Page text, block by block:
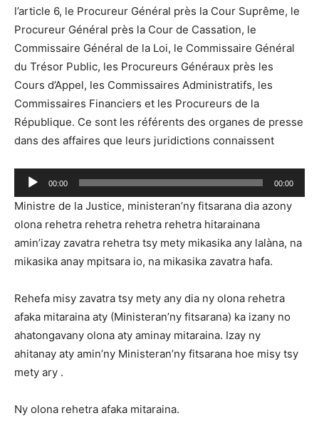
l’article 6, le Procureur Général près la Cour Suprême, le
Procureur Général près la Cour de Cassation, le
Commissaire Général de la Loi, le Commissaire Général
du Trésor Public, les Procureurs Généraux près les
Cours d’Appel, les Commissaires Administratifs, les
Commissaires Financiers et les Procureurs de la
République. Ce sont les référents des organes de presse
dans des affaires que leurs juridictions connaissent
Lecteur
audio
00:00 00:00
Ministre de la Justice, ministeran’ny fitsarana dia azony
olona rehetra rehetra rehetra rehetra hitarainana
amin’izay zavatra rehetra tsy mety mikasika any lalàna, na
mikasika anay mpitsara io, na mikasika zavatra hafa.
Rehefa misy zavatra tsy mety any dia ny olona rehetra
afaka mitaraina aty (Ministeran’ny fitsarana) ka izany no
ahatongavany olona aty aminay mitaraina. Izay ny
ahitanay aty amin’ny Ministeran’ny fitsarana hoe misy tsy
mety ary .
Ny olona rehetra afaka mitaraina.